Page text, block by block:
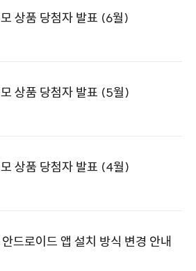
상품 당첨자 발표 (6월)
상품 당첨자 발표 (5월)
상품 당첨자 발표 (4월)
드로이드 앱 설치 방식 변경 안내